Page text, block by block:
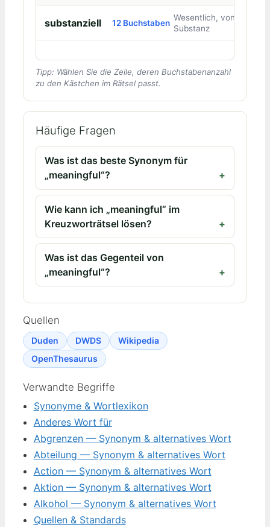
substanziell 12 Buchstaben
Wesentlich, von
Substanz
Tipp: Wählen Sie die Zeile, deren Buchstabenanzahl
zu den Kästchen im Rätsel passt.
Häufige Fragen
Was ist das beste Synonym für
„meaningful“?
Wie kann ich „meaningful“ im
Kreuzworträtsel lösen?
Was ist das Gegenteil von
„meaningful“?
Quellen
Duden DWDS
Wikipedia
OpenThesaurus
Verwandte Begriffe
Synonyme & Wortlexikon
Anderes Wort für
Abgrenzen — Synonym & alternatives Wort
Abteilung — Synonym & alternatives Wort
Action — Synonym & alternatives Wort
Aktion — Synonym & alternatives Wort
Alkohol — Synonym & alternatives Wort
Quellen & Standards